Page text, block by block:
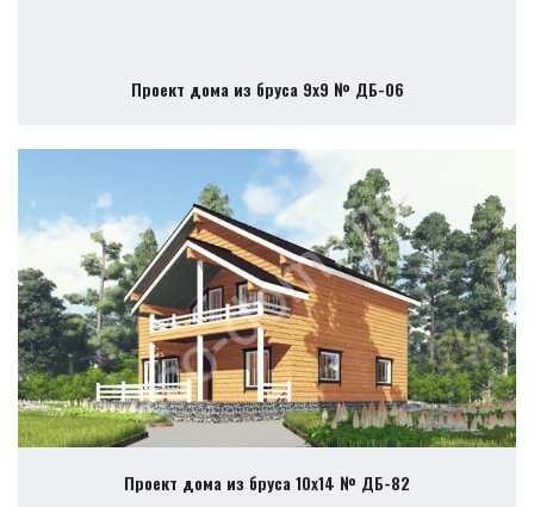
Проект дома из бруса 9х9 № ДБ-06
Проект дома из бруса 10х14 № ДБ-82